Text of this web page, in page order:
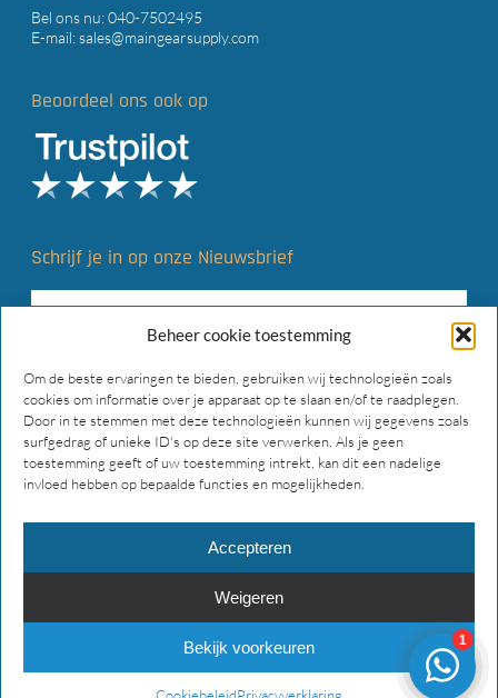
Beheer cookie toestemming
Om de beste ervaringen te bieden, gebruiken wij technologieën zoals
cookies om informatie over je apparaat op te slaan en/of te raadplegen.
Door in te stemmen met deze technologieën kunnen wij gegevens zoals
surfgedrag of unieke ID's op deze site verwerken. Als je geen
toestemming geeft of uw toestemming intrekt, kan dit een nadelige
invloed hebben op bepaalde functies en mogelijkheden.
Accepteren
Weigeren
Bekijk voorkeuren
Bel ons nu:040-7502495
E-mail:sales@maingearsupply.com
Beoordeel ons ook op
Schrijf je in op onze Nieuwsbrief